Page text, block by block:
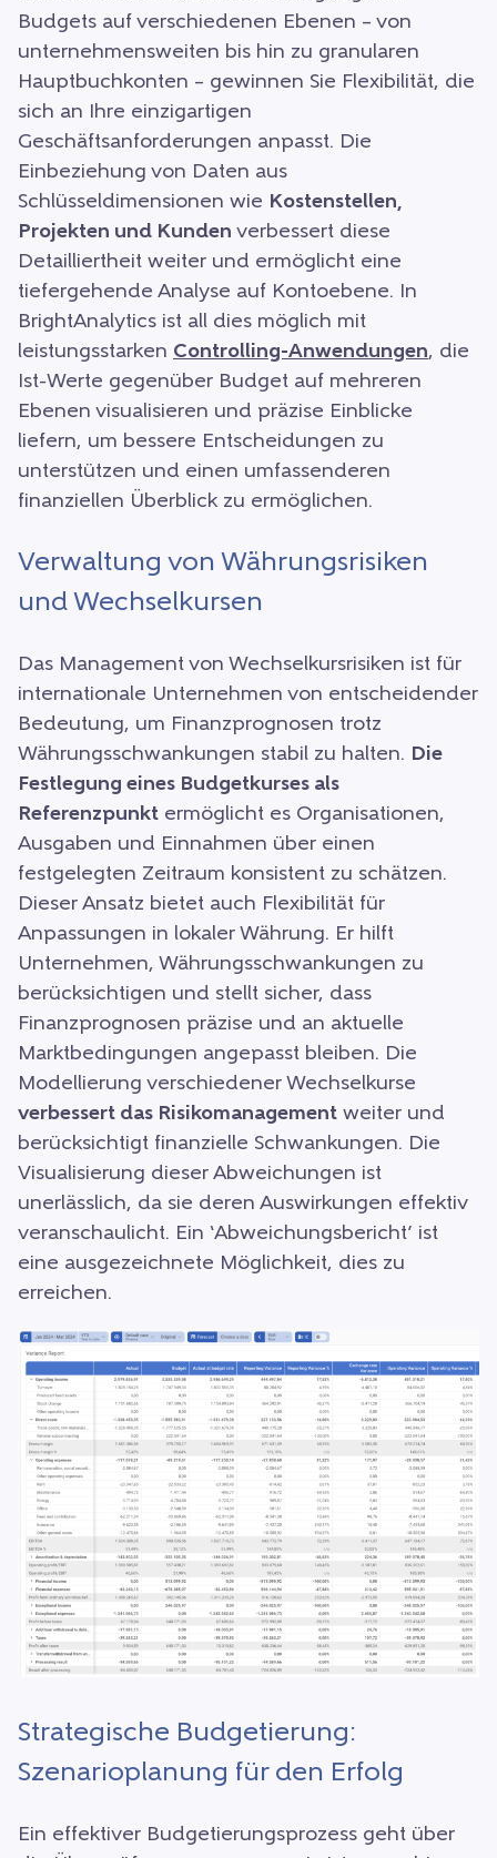
Budgets auf verschiedenen Ebenen – von
unternehmensweiten bis hin zu granularen
Hauptbuchkonten – gewinnen Sie Flexibilität, die
sich an Ihre einzigartigen
Geschäftsanforderungen anpasst. Die
Einbeziehung von Daten aus
Schlüsseldimensionen wie Kostenstellen,
Projekten und Kunden verbessert diese
Detailliertheit weiter und ermöglicht eine
tiefergehende Analyse auf Kontoebene. In
BrightAnalytics ist all dies möglich mit
leistungsstarken Controlling-Anwendungen, die
Ist-Werte gegenüber Budget auf mehreren
Ebenen visualisieren und präzise Einblicke
liefern, um bessere Entscheidungen zu
unterstützen und einen umfassenderen
finanziellen Überblick zu ermöglichen.
Verwaltung von Währungsrisiken
und Wechselkursen
Das Management von Wechselkursrisiken ist für
internationale Unternehmen von entscheidender
Bedeutung, um Finanzprognosen trotz
Währungsschwankungen stabil zu halten. Die
Festlegung eines Budgetkurses als
Referenzpunkt ermöglicht es Organisationen,
Ausgaben und Einnahmen über einen
festgelegten Zeitraum konsistent zu schätzen.
Dieser Ansatz bietet auch Flexibilität für
Anpassungen in lokaler Währung. Er hilft
Unternehmen, Währungsschwankungen zu
berücksichtigen und stellt sicher, dass
Finanzprognosen präzise und an aktuelle
Marktbedingungen angepasst bleiben. Die
Modellierung verschiedener Wechselkurse
verbessert das Risikomanagement weiter und
berücksichtigt finanzielle Schwankungen. Die
Visualisierung dieser Abweichungen ist
unerlässlich, da sie deren Auswirkungen effektiv
veranschaulicht. Ein ‘Abweichungsbericht’ ist
eine ausgezeichnete Möglichkeit, dies zu
erreichen.
Strategische Budgetierung:
Szenarioplanung für den Erfolg
Ein effektiver Budgetierungsprozess geht über